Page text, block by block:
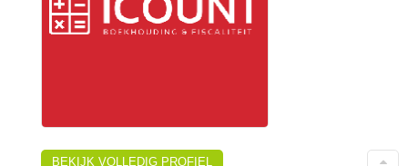
BEKIJK VOLLEDIG PROFIEL